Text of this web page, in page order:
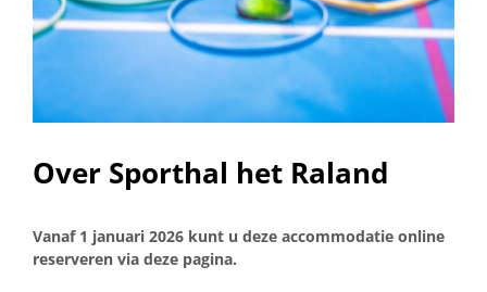
Over Sporthal het Raland
Vanaf 1 januari 2026 kunt u deze accommodatie online
reserveren via deze pagina.